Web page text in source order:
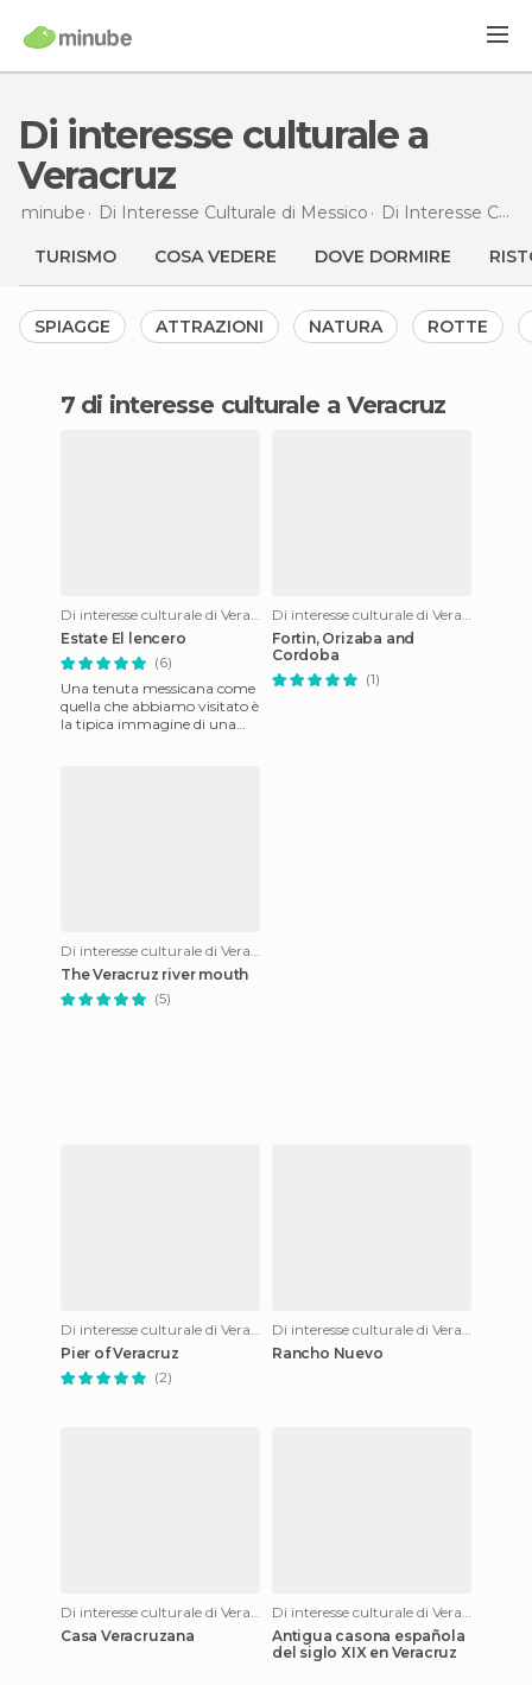
Di interesse culturale a
Veracruz
minube Di Interesse Culturale di Messico Di Interesse Culturale di
TURISMO COSA VEDERE DOVE DORMIRE
SPIAGGE ATTRAZIONI NATURA ROTTE
7 di interesse culturale a Veracruz
Di interesse culturale di Veracruz
Estate El lencero
(6)
Una tenuta messicana come
quella che abbiamo visitato è
la tipica immagine di una
Di interesse culturale di Veracruz
Fortin, Orizaba and
Cordoba
(1)
Di interesse culturale di Veracruz
The Veracruz river mouth
(5)
Di interesse culturale di Veracruz
Pier of Veracruz
(2)
Di interesse culturale di Veracruz
Rancho Nuevo
Di interesse culturale di Veracruz
Casa Veracruzana
Di interesse culturale di Veracruz
Antigua casona española
del siglo XIX en Veracruz